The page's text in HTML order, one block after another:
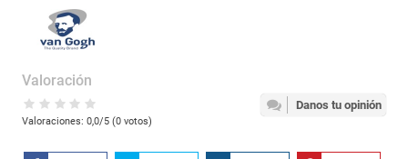
Danos tu opinión
Valoración
Valoraciones: 0,0/5 (0votos)